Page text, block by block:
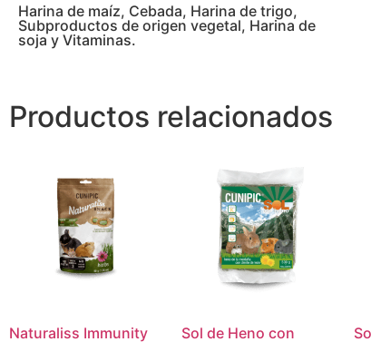
Harina de maíz, Cebada, Harina de trigo,
Subproductos de origen vegetal, Harina de
soja y Vitaminas.
Productos relacionados
Naturaliss Immunity
Sol de Heno con